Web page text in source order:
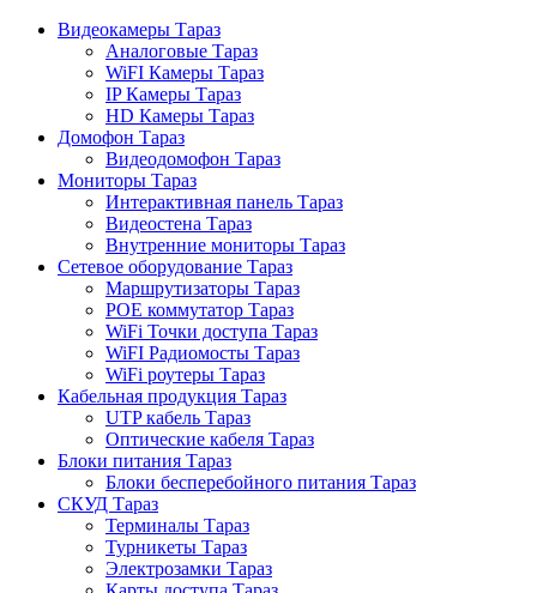
Видеокамеры Тараз
Аналоговые Тараз
WiFI Камеры Тараз
IP Камеры Тараз
HD Камеры Тараз
Домофон Тараз
Видеодомофон Тараз
Мониторы Тараз
Интерактивная панель Тараз
Видеостена Тараз
Внутренние мониторы Тараз
Сетевое оборудование Тараз
Маршрутизаторы Тараз
POE коммутатор Тараз
WiFi Точки доступа Тараз
WiFI Радиомосты Тараз
WiFi роутеры Тараз
Кабельная продукция Тараз
UTP кабель Тараз
Оптические кабеля Тараз
Блоки питания Тараз
Блоки бесперебойного питания Тараз
СКУД Тараз
Терминалы Тараз
Турникеты Тараз
Электрозамки Тараз